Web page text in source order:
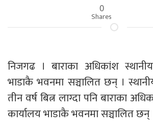
0
Shares
निजगढ । बाराका अधिकांश
भाडाकै भवनमा सञ्चालित छन् ।
तीन वर्ष बित्न लाग्दा पनि बाराका
कार्यालय भाडाकै भवनमा सञ्चालित छन्